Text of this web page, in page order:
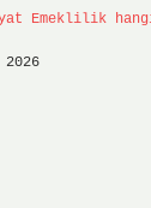
Emeklilik
2026